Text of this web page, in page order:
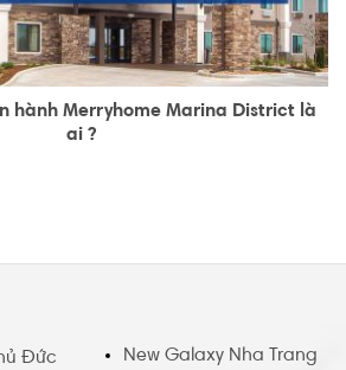
hành Merryhome Marina District là
ai ?
Đức New Galaxy Nha Trang